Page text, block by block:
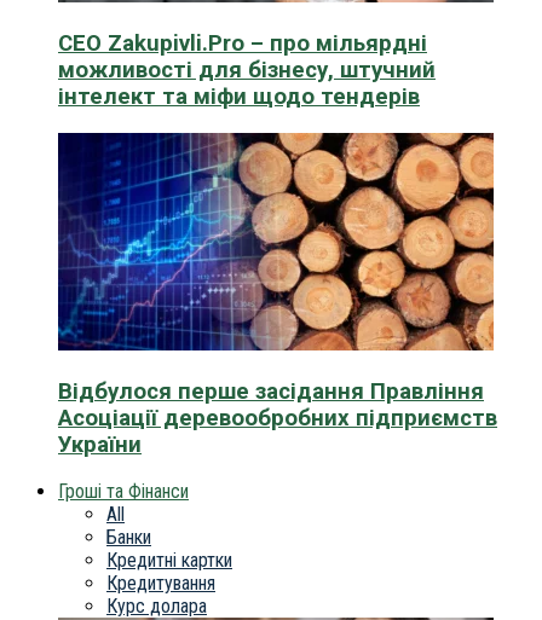
CEO Zakupivli.Pro – про мільярдні
можливості для бізнесу, штучний
інтелект та міфи щодо тендерів
Відбулося перше засідання Правління
Асоціації деревообробних підприємств
України
Гроші та Фінанси
All
Банки
Кредитні картки
Кредитування
Курс долара